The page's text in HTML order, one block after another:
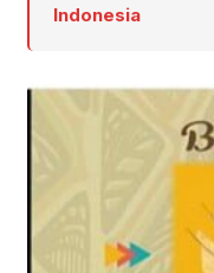
Indonesia